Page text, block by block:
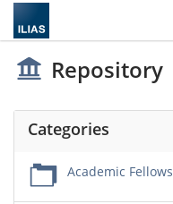
Repository
Categories
Academic Fellows